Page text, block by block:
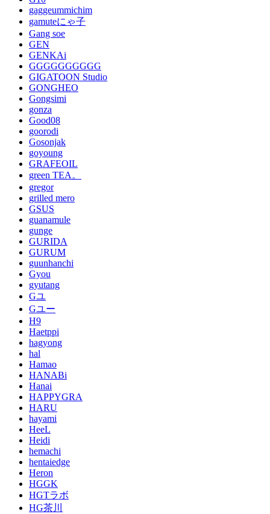
gaggeummichim
gamuteにゃ子
Gang soe
GEN
GENKAi
GGGGGGGGGG
GIGATOON Studio
GONGHEO
Gongsimi
gonza
Good08
goorodi
Gosonjak
goyoung
GRAFEOIL
green TEA。
gregor
grilled mero
GSUS
guanamule
gunge
GURIDA
GURUM
guunhanchi
Gyou
gyutang
Gユ
Gユー
H9
Haetppi
hagyong
hal
Hamao
HANABi
Hanai
HAPPYGRA
HARU
hayami
HeeL
Heidi
hemachi
hentaiedge
Heron
HGGK
HGTラボ
HG茶川